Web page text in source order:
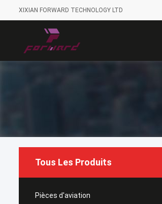
XIXIAN FORWARD TECHNOLOGY LTD
Tous Les Produits
Pièces d'aviation